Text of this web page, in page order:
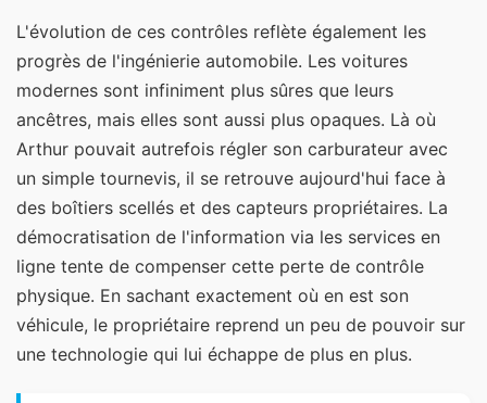
L'évolution de ces contrôles reflète également les
progrès de l'ingénierie automobile. Les voitures
modernes sont infiniment plus sûres que leurs
ancêtres, mais elles sont aussi plus opaques. Là où
Arthur pouvait autrefois régler son carburateur avec
un simple tournevis, il se retrouve aujourd'hui face à
des boîtiers scellés et des capteurs propriétaires. La
démocratisation de l'information via les services en
ligne tente de compenser cette perte de contrôle
physique. En sachant exactement où en est son
véhicule, le propriétaire reprend un peu de pouvoir sur
une technologie qui lui échappe de plus en plus.